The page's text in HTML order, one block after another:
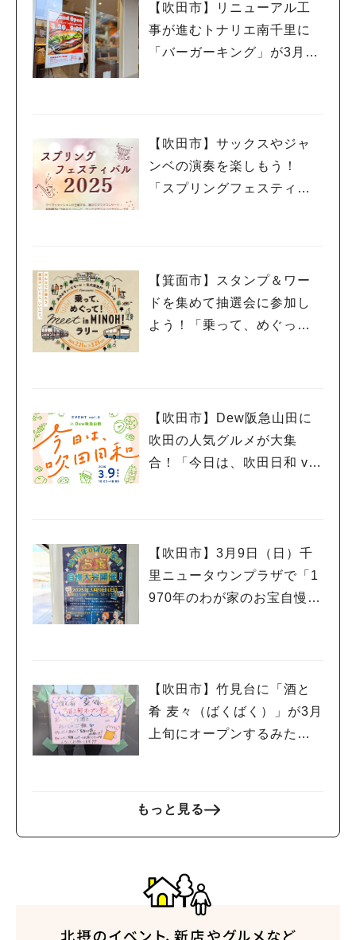
【吹田市】リニューアル工
事が進むトナリエ南千里に
「バーガーキング」が3月20
【吹田市】サックスやジャ
ンベの演奏を楽しもう！
「スプリングフェスティバ
【箕面市】スタンプ＆ワー
ドを集めて抽選会に参加し
よう！「乗って、めぐっ
【吹田市】Dew阪急山田に
吹田の人気グルメが大集
合！「今日は、吹田日和 vo
【吹田市】3月9日（日）千
里ニュータウンプラザで「1
970年のわが家のお宝自慢大
【吹田市】竹見台に「酒と
肴 麦々（ばくばく）」が3月
上旬にオープンするみた
もっと見る